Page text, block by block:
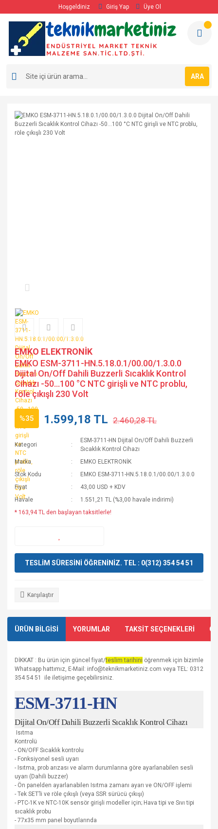
Hoşgeldiniz Giriş Yap Üye Ol
ARA
EMKO ELEKTRONİK
EMKO ESM-3711-HN.5.18.0.1/00.00/1.3.0.0
Dijital On/Off Dahili Buzzerli Sıcaklık Kontrol
Cihazı -50...100 °C NTC girişli ve NTC problu,
röle çıkışlı 230 Volt
%35 1.599,18 TL 2.460,28 TL
Kategori
ESM-3711-HN Dijital On/Off Dahili Buzzerli
Sıcaklık Kontrol Cihazı
Marka
EMKO ELEKTRONİK
Stok Kodu
EMKO ESM-3711-HN.5.18.0.1/00.00/1.3.0.0
Fiyat
43,00 USD + KDV
Havale
1.551,21 TL (%3,00 havale indirimi)
* 163,94 TL den başlayan taksitlerle!
TESLİM SÜRESİNİ ÖĞRENİNİZ. TEL : 0(312) 354 54 51
Karşılaştır
ÜRÜN BİLGİSİ YORUMLAR TAKSİT SEÇENEKLERİ
DİKKAT : Bu ürün için güncel fiyat/teslim tarihini öğrenmek için bizimle
Whatsapp hattımız, E-Mail: info@teknikmarketiniz.com veya TEL: 0312
354 54 51 ile iletişime geçebilirsiniz.
ESM-3711-HN
Dijital On/Off Dahili Buzzerli Sıcaklık Kontrol Cihazı
Isıtma
Kontrolü
- ON/OFF Sıcaklık kontrolu
- Fonksiyonel sesli uyarı
- Isıtma, prob arızası ve alarm durumlarına göre ayarlanabilen sesli
uyarı (Dahili buzzer)
- Ön panelden ayarlanabilen Isıtma zamanı ayarı ve ON/OFF işlemi
- Tek SET’li ve röle çıkışlı (veya SSR sürücü çıkışı)
- PTC-1K ve NTC-10K sensör girişli modeller için; Hava tipi ve Sıvı tipi
sıcaklık probu
- 77x35 mm panel boyutlarında